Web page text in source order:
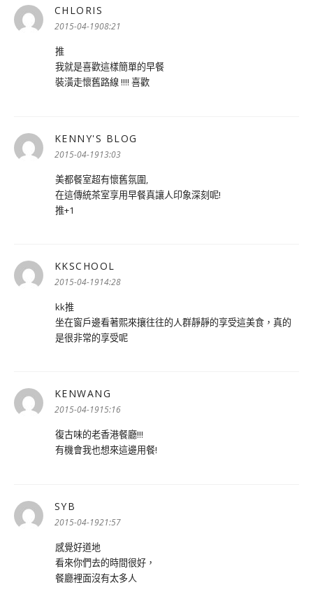
CHLORIS
示:
2015-04-1908:21
推
我就是喜歡這樣簡單的早餐
裝潢走懷舊路線 !!!! 喜歡
KENNY'S BLOG
2015-04-1913:03
美都餐室超有懷舊氛圍,
在這傳統茶室享用早餐真讓人印象深刻呢!
推+1
KKSCHOOL
示:
2015-04-1914:28
kk推
坐在窗戶邊看著熙來攘往往的人群靜靜的享受這美食，真的
是很非常的享受呢
KENWANG
示:
2015-04-1915:16
復古味的老香港餐廳!!!
有機會我也想來這邊用餐!
SYB
示:
2015-04-1921:57
感覺好道地
看來你們去的時間很好，
餐廳裡面沒有太多人